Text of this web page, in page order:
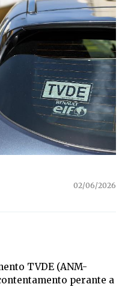
02/06/2026
TVDE (ANM-
perante a